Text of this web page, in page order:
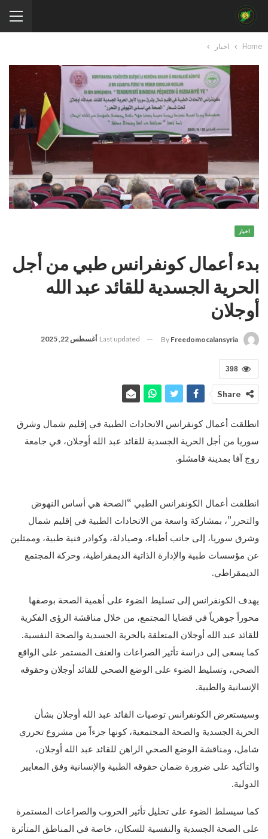
Home اخبار
اخبار
بدء أعمال كونفرانس طبي من أجل
الحرية الجسدية للقائد عبد الله
أوجلان
By Freedomocalansyria
Last updated أغسطس 22, 2025
398
Share
انطلقت أعمال كونفرانس الاتحادات الطبية في إقليم شمال وشرق
سوريا من أجل الحرية الجسدية للقائد عبد الله أوجلان، في جامعة
روج آفا بمدينة قامشلو.
انطلقت أعمال الكونفرانس الطبي “الصحة هي أساس النهوض
والتحرر”، بمشاركة واسعة من الاتحادات الطبية في إقليم شمال
وشرق سوريا، إلى جانب أطباء، وصيادلة، وكوادر فنية طبية، وممثلين
عن مؤسسات طبية والإدارة الذاتية الديمقراطية، وحركة المجتمع
الديمقراطي.
يهدف الكونفرانس إلى تسليط الضوء على أهمية الصحة بوصفها
محوراً جوهرياً في قضايا المجتمع، من خلال مناقشة الرؤى الفكرية
للقائد عبد الله أوجلان المتعلقة بالحرية الجسدية والصحة النفسية.
كما يسعى إلى دراسة تأثير الصراعات والعنف المستمر على الواقع
الصحي، وتسليط الضوء على الوضع الصحي للقائد أوجلان وحقوقه
الإنسانية والطبية.
وسيستعرض الكونفرانس توصيات القائد عبد الله أوجلان بشأن
الحرية الجسدية والصحة المجتمعية، كونها جزءاً من مشروع تحرري
شامل، ومناقشة الوضع الصحي الراهن للقائد عبد الله أوجلان،
والتأكيد على ضرورة ضمان حقوقه الطبية والإنسانية وفق المعايير
الدولية.
كما سيسلط الضوء على تحليل تأثير الحروب والصراعات المستمرة
على الصحة الجسدية والنفسية للسكان، خاصة في المناطق المتأثرة